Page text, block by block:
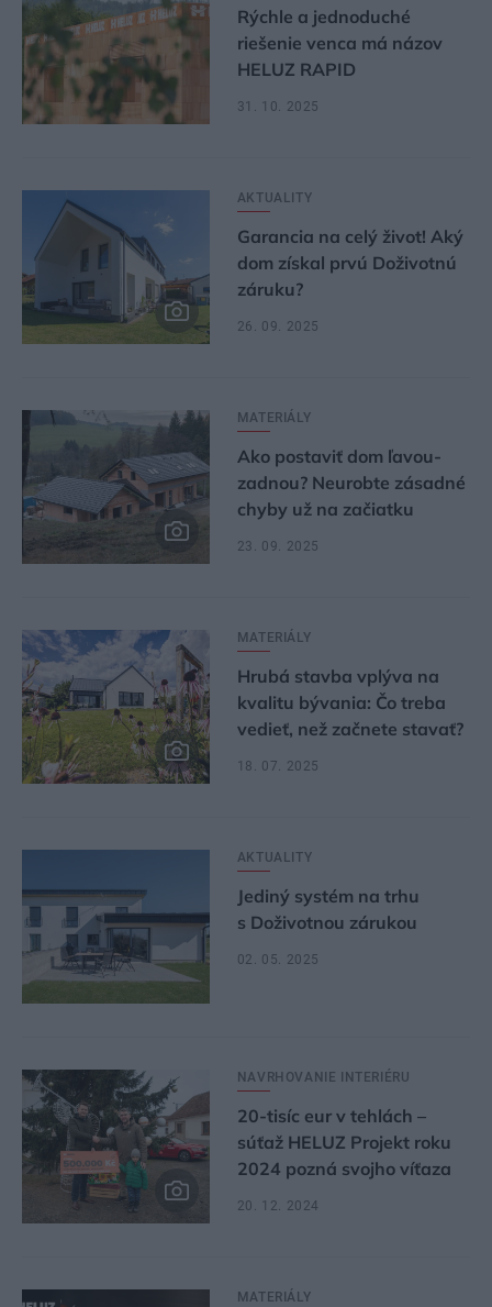
Rýchle a jednoduché
riešenie venca má názov
HELUZ RAPID
31. 10. 2025
AKTUALITY
Garancia na celý život! Aký
dom získal prvú Doživotnú
záruku?
26. 09. 2025
MATERIÁLY
Ako postaviť dom ľavou-
zadnou? Neurobte zásadné
chyby už na začiatku
23. 09. 2025
MATERIÁLY
Hrubá stavba vplýva na
kvalitu bývania: Čo treba
vedieť, než začnete stavať?
18. 07. 2025
AKTUALITY
Jediný systém na trhu
s Doživotnou zárukou
02. 05. 2025
NAVRHOVANIE INTERIÉRU
20-tisíc eur v tehlách –
súťaž HELUZ Projekt roku
2024 pozná svojho víťaza
20. 12. 2024
MATERIÁLY